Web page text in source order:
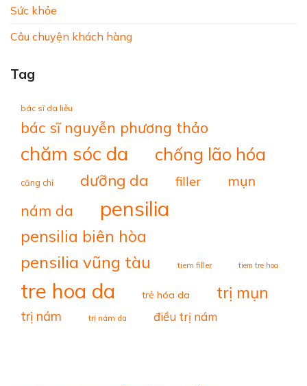
Sức khỏe
Câu chuyện khách hàng
Tag
bác sĩ da liễu
bác sĩ nguyễn phương thảo
chăm sóc da chống lão hóa
căng chỉ dưỡng da filler mụn
nám da pensilia
pensilia biên hòa
pensilia vũng tàu tiem filler tiem tre hoa
tre hoa da trẻ hóa da trị mụn
trị nám trị nám da điều trị nám